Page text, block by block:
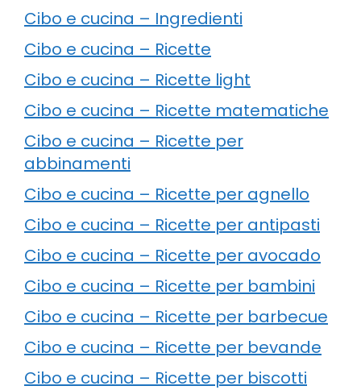
Cibo e cucina – Ingredienti
Cibo e cucina – Ricette
Cibo e cucina – Ricette light
Cibo e cucina – Ricette matematiche
Cibo e cucina – Ricette per
abbinamenti
Cibo e cucina – Ricette per agnello
Cibo e cucina – Ricette per antipasti
Cibo e cucina – Ricette per avocado
Cibo e cucina – Ricette per bambini
Cibo e cucina – Ricette per barbecue
Cibo e cucina – Ricette per bevande
Cibo e cucina – Ricette per biscotti